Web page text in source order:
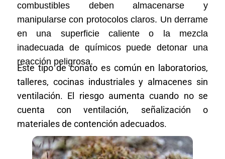
combustibles deben almacenarse y
manipularse con protocolos claros. Un derrame
en una superficie caliente o la mezcla
inadecuada de químicos puede detonar una
reacción peligrosa.
Este tipo de conato es común en laboratorios,
talleres, cocinas industriales y almacenes sin
ventilación. El riesgo aumenta cuando no se
cuenta con ventilación, señalización o
materiales de contención adecuados.